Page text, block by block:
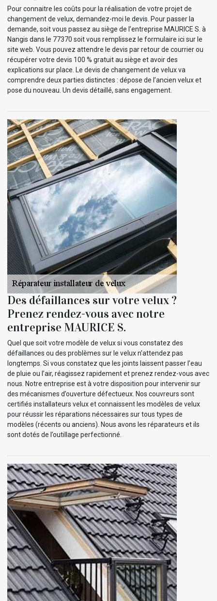
Pour connaitre les coûts pour la réalisation de votre projet de
changement de velux, demandez-moi le devis. Pour passer la
demande, soit vous passez au siège de l’entreprise MAURICE S. à
Nangis dans le 77370 soit vous remplissez le formulaire ici sur le
site web. Vous pouvez attendre le devis par retour de courrier ou
récupérer votre devis 100 % gratuit au siège et avoir des
explications sur place. Le devis de changement de velux va
comprendre deux parties distinctes : dépose de l’ancien velux et
pose du nouveau. Un devis détaillé, sans engagement.
Des défaillances sur votre velux ?
Prenez rendez-vous avec notre
entreprise MAURICE S.
Quel que soit votre modèle de velux si vous constatez des
défaillances ou des problèmes sur le velux n’attendez pas
longtemps. Si vous constatez que les joints laissent passer l’eau
de pluie ou l’air, réagissez rapidement et prenez rendez-vous avec
nous. Notre entreprise est à votre disposition pour intervenir sur
des mécanismes d’ouverture défectueux. Nos couvreurs sont
certifiés installateurs velux et connaissent les modèles de velux
pour réussir les réparations nécessaires sur tous types de
modèles (récents ou anciens). Nous avons les réparateurs et ils
sont dotés de l’outillage perfectionné.